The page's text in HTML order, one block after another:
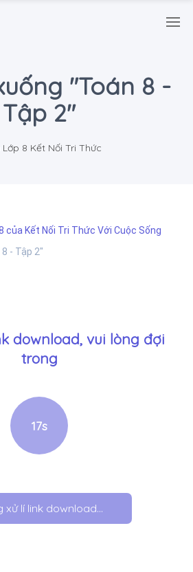
"Toán 8 -
Tập 2"
Lớp 8 Kết Nối Tri Thức
của Kết Nối Tri Thức Với Cuộc Sống
- Tập 2"
download, vui lòng đợi
trong
17s
xử lí link download...